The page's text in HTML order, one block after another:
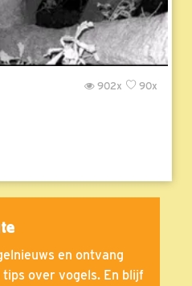
90x
902x
en ontvang
over vogels. En blijf